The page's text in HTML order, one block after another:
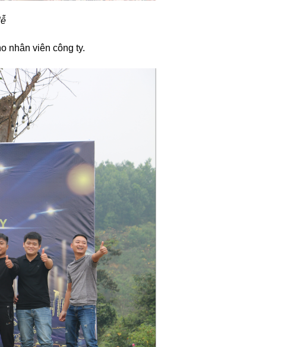
nhân viên công ty.